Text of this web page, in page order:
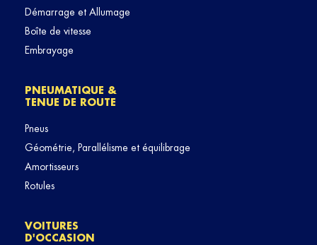
Démarrage et Allumage
Boîte de vitesse
Embrayage
PNEUMATIQUE &
TENUE DE ROUTE
Pneus
Géométrie, Parallélisme et équilibrage
Amortisseurs
Rotules
VOITURES
D'OCCASION